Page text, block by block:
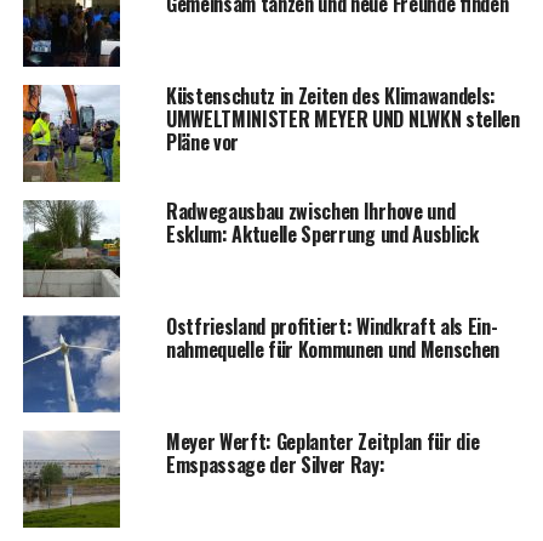
Küs­ten­schutz in Zei­ten des Kli­ma­wan­dels:
UMWELTMINISTER MEYER UND NLWKN stel­len
Plä­ne vor
Rad­weg­aus­bau zwi­schen Ihr­ho­ve und
Esklum: Aktu­el­le Sper­rung und Ausblick
Ost­fries­land pro­fi­tiert: Wind­kraft als Ein­
nah­me­quel­le für Kom­mu­nen und Menschen
Mey­er Werft: Geplan­ter Zeit­plan für die
Ems­pas­sa­ge der Sil­ver Ray: